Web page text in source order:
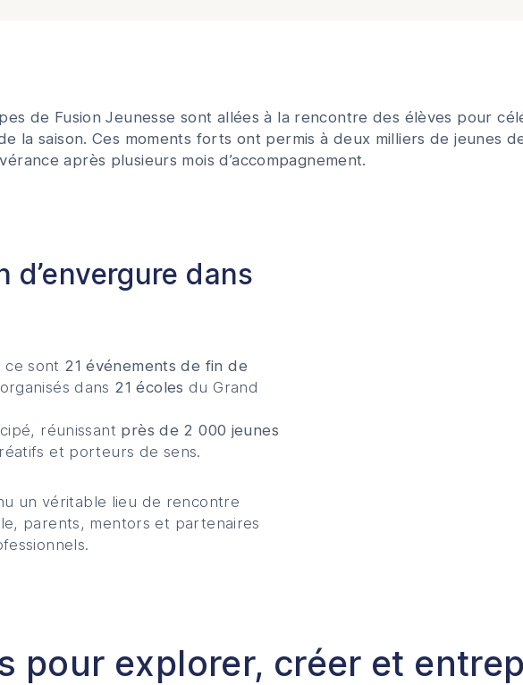
de Fusion Jeunesse sont allées à la rencontre des élèves pour
la saison. Ces moments forts ont permis à deux milliers de jeunes
après plusieurs mois d’accompagnement.
d’envergure dans
sont 21 événements de fin de
dans 21 écoles du Grand
réunissant près de 2 000 jeunes
et porteurs de sens.
un véritable lieu de rencontre
parents, mentors et partenaires
pour explorer, créer et